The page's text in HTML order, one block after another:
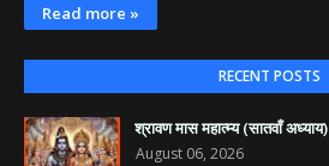
Read more »
RECENT POSTS
श्रावण मास महात्म्य (सातवाँ अध्याय)
August 06, 2026